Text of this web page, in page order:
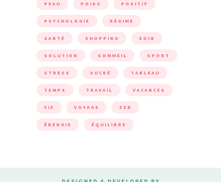
PEAU POIDS POSITIF
PSYCHOLOGIE RÉGIME
SANTÉ SHOPPING SOIN
SOLUTION SOMMEIL SPORT
STRESS SUCRÉ TABLEAU
TEMPS TRAVAIL VACANCES
VIE VOYAGE ZEN
ÉNERGIE ÉQUILIBRE